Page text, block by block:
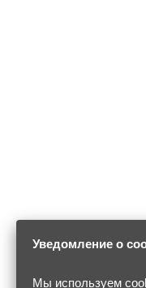
Уведомление о
Мы используем